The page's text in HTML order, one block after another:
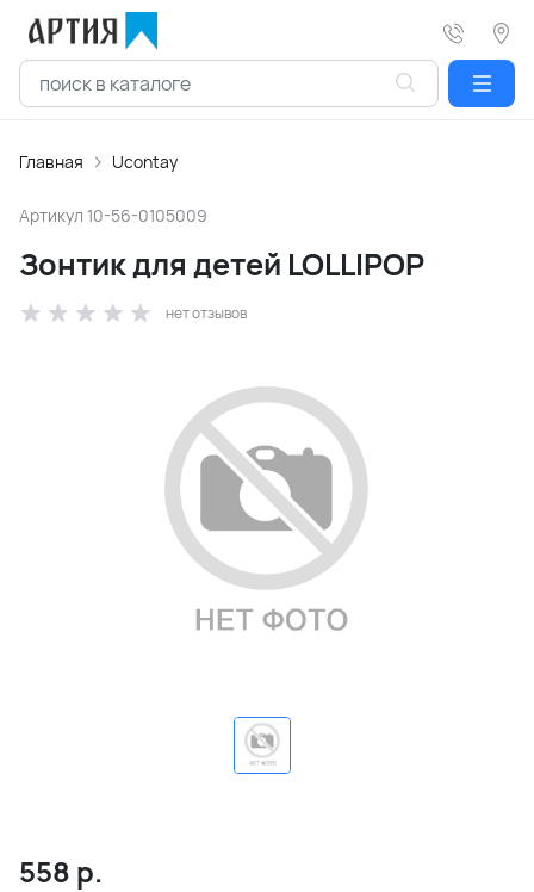
Главная Ucontay
Артикул 10-56-0105009
Зонтик для детей LOLLIPOP
нет отзывов
558 р.